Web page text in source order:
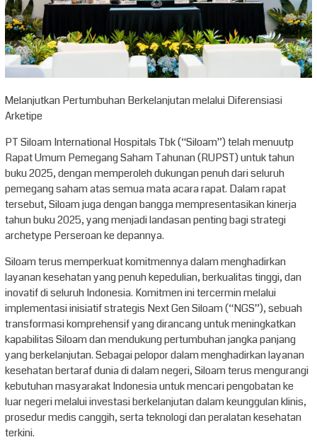
Melanjutkan Pertumbuhan Berkelanjutan melalui Diferensiasi
Arketipe
PT Siloam International Hospitals Tbk (“Siloam”) telah menuutp
Rapat Umum Pemegang Saham Tahunan (RUPST) untuk tahun
buku 2025, dengan memperoleh dukungan penuh dari seluruh
pemegang saham atas semua mata acara rapat. Dalam rapat
tersebut, Siloam juga dengan bangga mempresentasikan kinerja
tahun buku 2025, yang menjadi landasan penting bagi strategi
archetype Perseroan ke depannya.
Siloam terus memperkuat komitmennya dalam menghadirkan
layanan kesehatan yang penuh kepedulian, berkualitas tinggi, dan
inovatif di seluruh Indonesia. Komitmen ini tercermin melalui
implementasi inisiatif strategis Next Gen Siloam (“NGS”), sebuah
transformasi komprehensif yang dirancang untuk meningkatkan
kapabilitas Siloam dan mendukung pertumbuhan jangka panjang
yang berkelanjutan. Sebagai pelopor dalam menghadirkan layanan
kesehatan bertaraf dunia di dalam negeri, Siloam terus mengurangi
kebutuhan masyarakat Indonesia untuk mencari pengobatan ke
luar negeri melalui investasi berkelanjutan dalam keunggulan klinis,
prosedur medis canggih, serta teknologi dan peralatan kesehatan
terkini.